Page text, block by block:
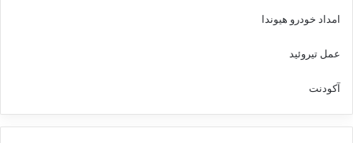
امداد خودرو هیوندا
عمل تیروئید
آکودنت